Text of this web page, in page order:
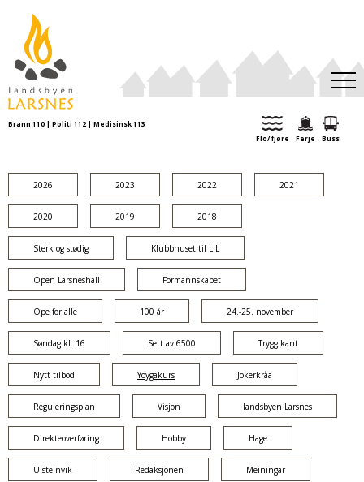
Turforslag
Organisasjoner
Ei tid var
Brann 110 | Politi 112 | Medisinsk 113
Flo/ fjøre
Ferje Buss
2026 2023 2022 2021
2020 2019 2018
Sterk og stødig Klubbhuset til LIL
Open Larsneshall Formannskapet
Ope for alle 100 år 24.-25. november
Søndag kl. 16 Sett av 6500 Trygg kant
Nytt tilbod Yoygakurs Jokerkråa
Reguleringsplan Visjon landsbyen Larsnes
Direkteoverføring Hobby Hage
Ulsteinvik Redaksjonen Meiningar